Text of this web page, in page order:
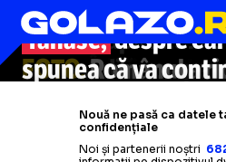
CHINA
Motivul secret
vrea 16 naționale
2030
Citește mai mult
FOTO.Românul a
meciuri
calificat echipa în
Citește mai mult
VINCLU!
FOTO.Căpitanul
treia etapă
LA
FOTO.Încă un
mijlocaș de la FCSB
FOTO:Căpitanul
marcat din nou
sale echipe
MONDIAL
FOTO.Românul a
minute
Răsturnare de
Tănase,despre
spunea că va
semnezeNouă ne pasă ca datele
confidențiale
Noi și partenerii noștri